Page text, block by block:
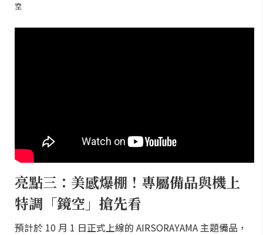
空
亮點三：美感爆棚！專屬備品與機上
特調「鏡空」搶先看
預計於 10 月 1 日正式上線的 AIRSORAYAMA 主題備品，